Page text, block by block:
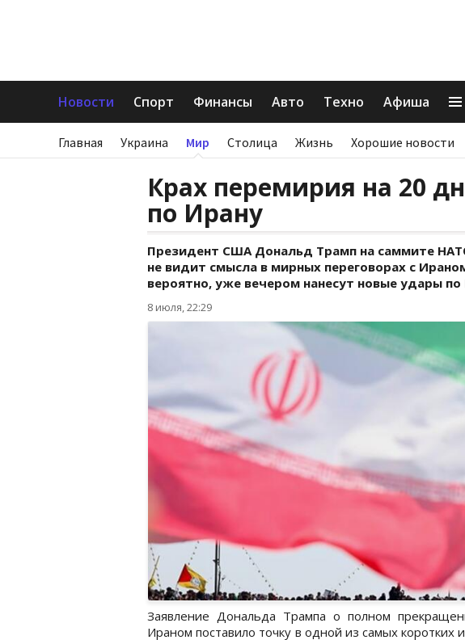
Новости Спорт Финансы Авто Техно Афиша
Главная Украина Мир Столица Жизнь Хорошие новости
Крах перемирия на 20
по Ирану
Президент США Дональд Трамп на саммите
не видит смысла в мирных переговорах с
вероятно, уже вечером нанесут новые удары по
8 июля, 22:29
Заявление Дональда Трампа о полном
Ираном поставило точку в одной из самых коротких